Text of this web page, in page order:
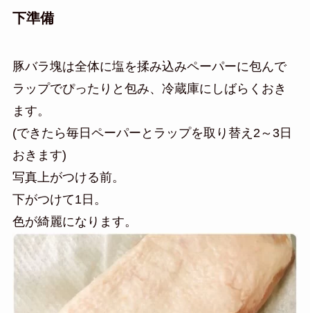
下準備
豚バラ塊は全体に塩を揉み込みペーパーに包んで
ラップでぴったりと包み、冷蔵庫にしばらくおき
ます。
(できたら毎日ペーパーとラップを取り替え2～3日
おきます)
写真上がつける前。
下がつけて1日。
色が綺麗になります。